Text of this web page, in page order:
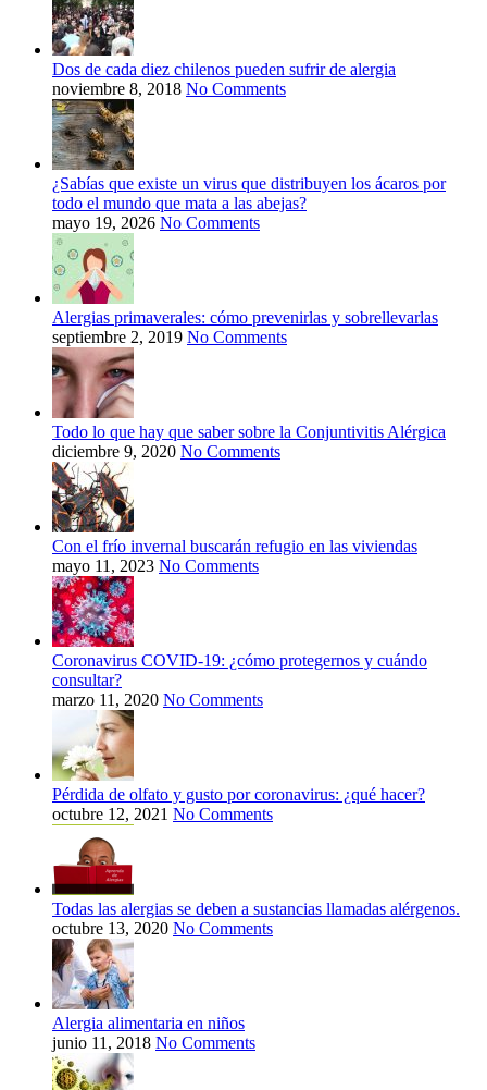
Dos de cada diez chilenos pueden sufrir de alergia
noviembre 8, 2018 No Comments
¿Sabías que existe un virus que distribuyen los ácaros por
todo el mundo que mata a las abejas?
mayo 19, 2026 No Comments
Alergias primaverales: cómo prevenirlas y sobrellevarlas
septiembre 2, 2019 No Comments
Todo lo que hay que saber sobre la Conjuntivitis Alérgica
diciembre 9, 2020 No Comments
Con el frío invernal buscarán refugio en las viviendas
mayo 11, 2023 No Comments
Coronavirus COVID-19: ¿cómo protegernos y cuándo
consultar?
marzo 11, 2020 No Comments
Pérdida de olfato y gusto por coronavirus: ¿qué hacer?
octubre 12, 2021 No Comments
Todas las alergias se deben a sustancias llamadas alérgenos.
octubre 13, 2020 No Comments
Alergia alimentaria en niños
junio 11, 2018 No Comments